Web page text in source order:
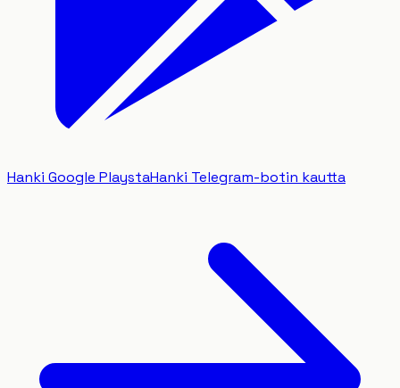
Hanki Google PlaystaHanki Telegram-botin kautta